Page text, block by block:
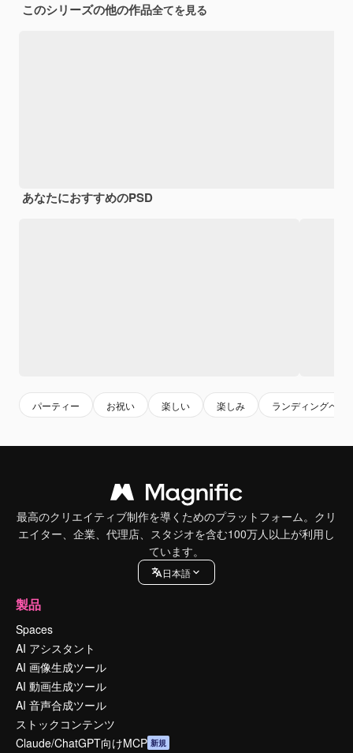
このシリーズの他の作品全てを見る
あなたにおすすめのPSD
パーティー お祝い 楽しい 楽しみ ランディングペー
最高のクリエイティブ制作を導くためのプラットフォーム。クリ
エイター、企業、代理店、スタジオを含む100万人以上が利用し
ています。
日本語
製品
Spaces
AI アシスタント
AI 画像生成ツール
AI 動画生成ツール
AI 音声合成ツール
ストックコンテンツ
Claude/ChatGPT向けMCP 新規